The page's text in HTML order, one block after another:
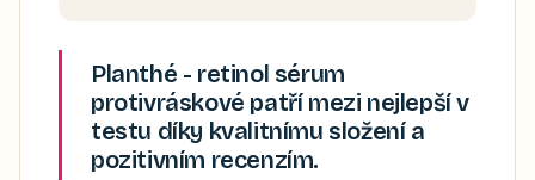
Planthé - retinol sérum
protivráskové patří mezi nejlepší v
testu díky kvalitnímu složení a
pozitivním recenzím.